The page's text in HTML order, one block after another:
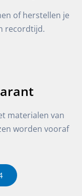
of herstellen je
recordtijd.
materialen van
worden vooraf